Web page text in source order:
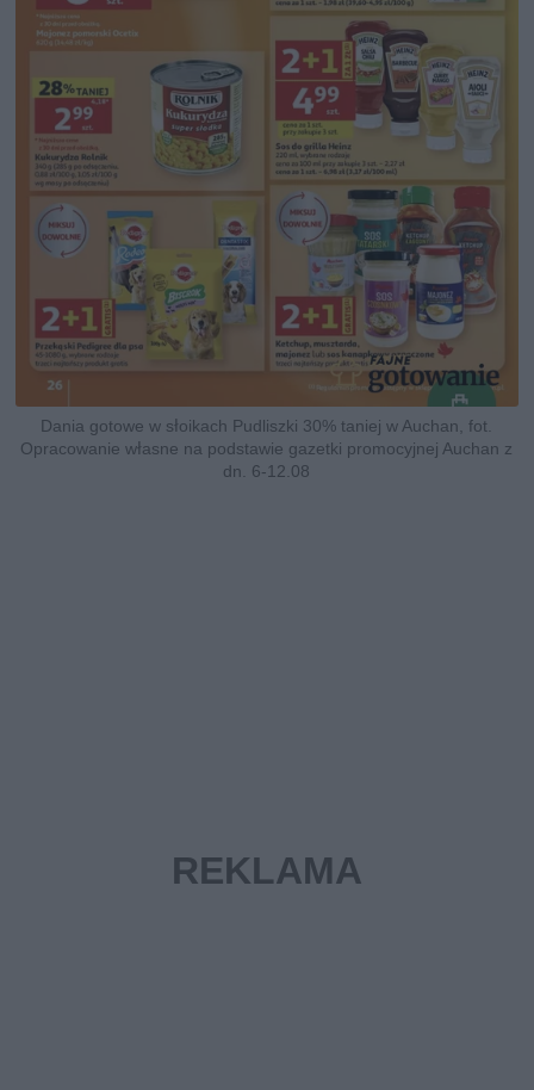
Dania gotowe w słoikach Pudliszki 30% taniej w Auchan, fot.
Opracowanie własne na podstawie gazetki promocyjnej Auchan z
dn. 6-12.08